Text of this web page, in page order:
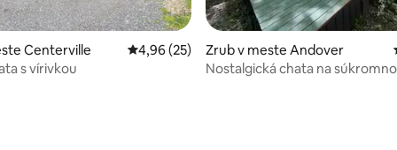
5 z 5, počet hodnotení: 50
Centerville Priemerné ohodnotenie 4,96 z 5, počet
4,96 (25)
s vírivkou
Zrub v meste Andover
Nostalgická chata na